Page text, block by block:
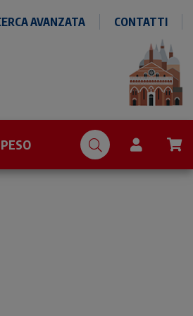
AVANZATA CONTATTI